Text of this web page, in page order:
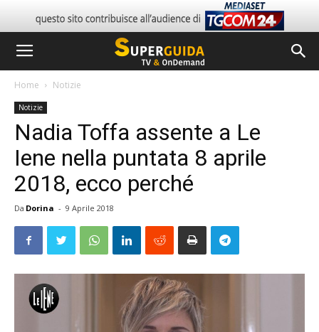
Home Notizie
Notizie
Nadia Toffa assente a Le
Iene nella puntata 8 aprile
2018, ecco perché
Da Dorina - 9 Aprile 2018